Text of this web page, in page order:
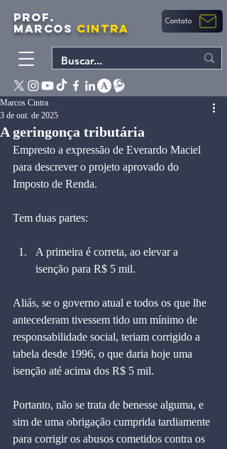
PROF.
MARCOS CINTRA Contato
A geringonça tributária
Marcos Cintra
3 de out. de 2025
Empresto a expressão de Everardo Maciel
para descrever o projeto aprovado do
Imposto de Renda.
Tem duas partes:
A primeira é correta, ao elevar a
isenção para R$ 5 mil.
Aliás, se o governo atual e todos os que lhe
antecederam tivessem tido um mínimo de
responsabilidade social, teriam corrigido a
tabela desde 1996, o que daria hoje uma
isenção até acima dos R$ 5 mil.
Portanto, não se trata de benesse alguma, e
sim de uma obrigação cumprida tardiamente
para corrigir os abusos cometidos contra os